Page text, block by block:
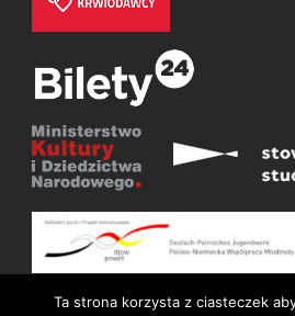
Ta strona korzysta z ciasteczek